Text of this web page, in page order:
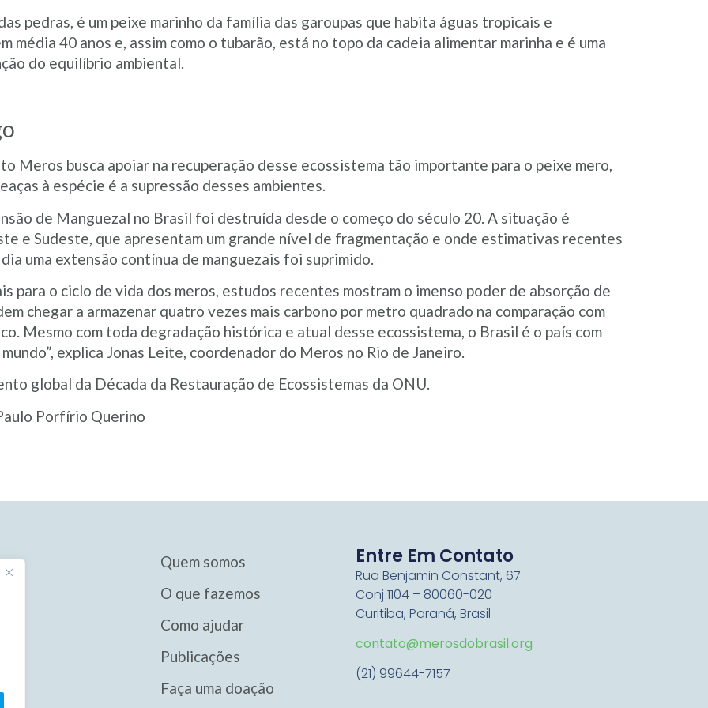
pedras, é um peixe marinho da família das garoupas que habita águas tropicais e
média 40 anos e, assim como o tubarão, está no topo da cadeia alimentar marinha e é uma
do equilíbrio ambiental.
Meros busca apoiar na recuperação desse ecossistema tão importante para o peixe mero,
à espécie é a supressão desses ambientes.
de Manguezal no Brasil foi destruída desde o começo do século 20. A situação é
e Sudeste, que apresentam um grande nível de fragmentação e onde estimativas recentes
uma extensão contínua de manguezais foi suprimido.
para o ciclo de vida dos meros, estudos recentes mostram o imenso poder de absorção de
chegar a armazenar quatro vezes mais carbono por metro quadrado na comparação com
Mesmo com toda degradação histórica e atual desse ecossistema, o Brasil é o país com
explica Jonas Leite, coordenador do Meros no Rio de Janeiro.
global da Década da Restauração de Ecossistemas da ONU.
Porfírio Querino
Quem somos
O que fazemos
Como ajudar
Publicações
Faça uma doação
Entre Em Contato
Rua Benjamin Constant, 67
Conj 1104 – 80060-020
Curitiba, Paraná, Brasil
contato@merosdobrasil.org
(21) 99644-7157